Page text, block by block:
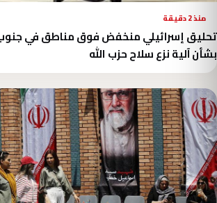
منذ 2 دقيقة
تحليق إسرائيلي منخفض فوق مناطق في جنوب
بشأن آلية نزع سلاح حزب الله